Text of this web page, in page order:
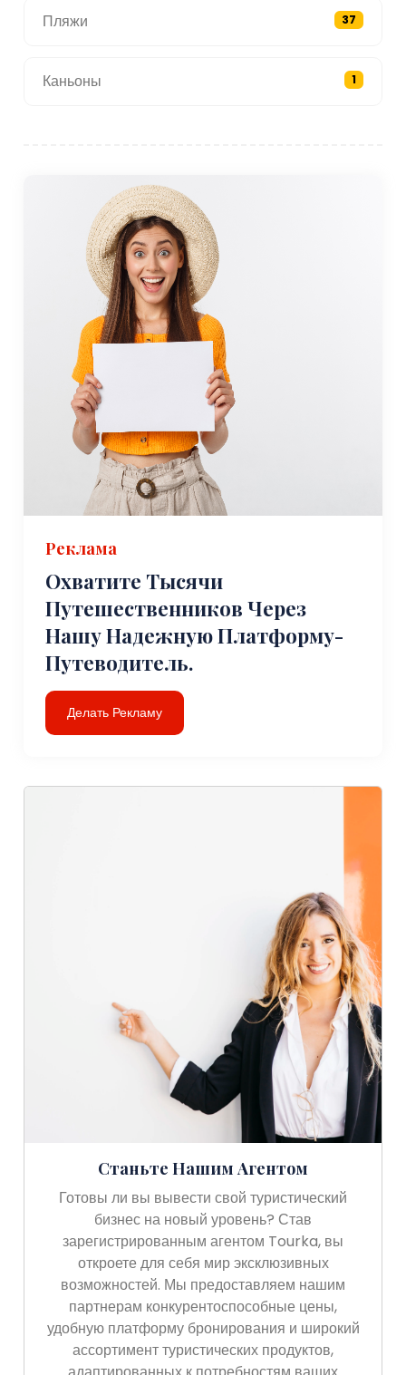
Пляжи 37
Каньоны 1
Реклама
Охватите Тысячи
Путешественников Через
Нашу Надежную Платформу-
Путеводитель.
Делать Рекламу
Станьте Нашим Агентом
Готовы ли вы вывести свой туристический
бизнес на новый уровень? Став
зарегистрированным агентом Tourka, вы
откроете для себя мир эксклюзивных
возможностей. Мы предоставляем нашим
партнерам конкурентоспособные цены,
удобную платформу бронирования и широкий
ассортимент туристических продуктов,